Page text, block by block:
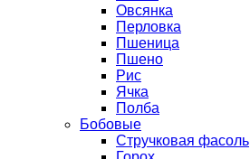
Овсянка
Перловка
Пшеница
Пшено
Рис
Ячка
Полба
Бобовые
Стручковая фасоль